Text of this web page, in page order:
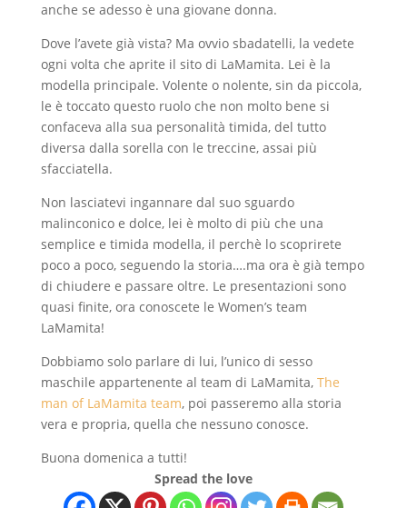
anche se adesso è una giovane donna.
Dove l’avete già vista? Ma ovvio sbadatelli, la vedete
ogni volta che aprite il sito di LaMamita. Lei è la
modella principale. Volente o nolente, sin da piccola,
le è toccato questo ruolo che non molto bene si
confaceva alla sua personalità timida, del tutto
diversa dalla sorella con le treccine, assai più
sfacciatella.
Non lasciatevi ingannare dal suo sguardo
malinconico e dolce, lei è molto di più che una
semplice e timida modella, il perchè lo scoprirete
poco a poco, seguendo la storia….ma ora è già tempo
di chiudere e passare oltre. Le presentazioni sono
quasi finite, ora conoscete le Women’s team
LaMamita!
Dobbiamo solo parlare di lui, l’unico di sesso
maschile appartenente al team di LaMamita, The
man of LaMamita team, poi passeremo alla storia
vera e propria, quella che nessuno conosce.
Buona domenica a tutti!
Spread the love